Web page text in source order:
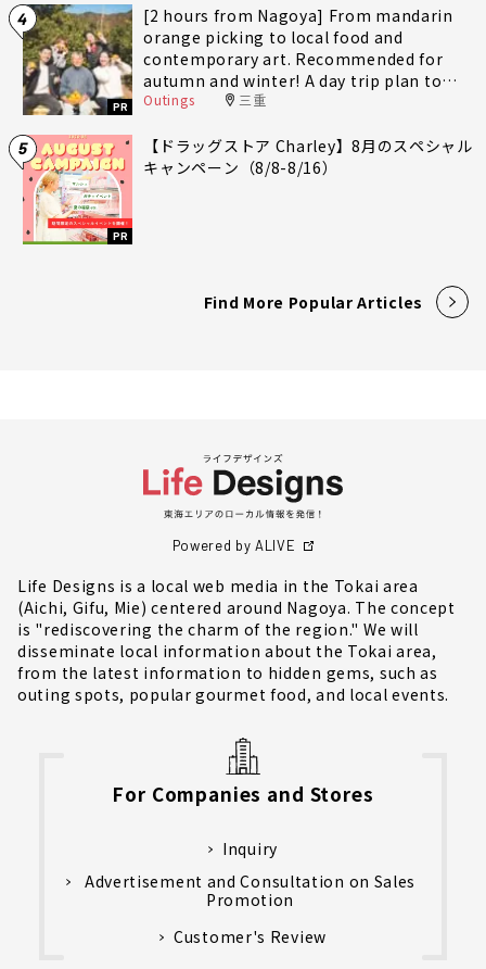
4
PR
[2 hours from Nagoya] From mandarin
orange picking to local food and
contemporary art. Recommended for
autumn and winter! A day trip plan to
fully enjoy Minami-Ise Town
Outings 三重
5
PR
【ドラッグストア Charley】8月のスペシャル
キャンペーン（8/8-8/16）
Find More Popular Articles
Powered by ALIVE
Life Designs is a local web media in the Tokai area
(Aichi, Gifu, Mie) centered around Nagoya. The concept
is "rediscovering the charm of the region." We will
disseminate local information about the Tokai area,
from the latest information to hidden gems, such as
outing spots, popular gourmet food, and local events.
For Companies and Stores
Inquiry
Advertisement and Consultation on Sales
Promotion
Customer's Review